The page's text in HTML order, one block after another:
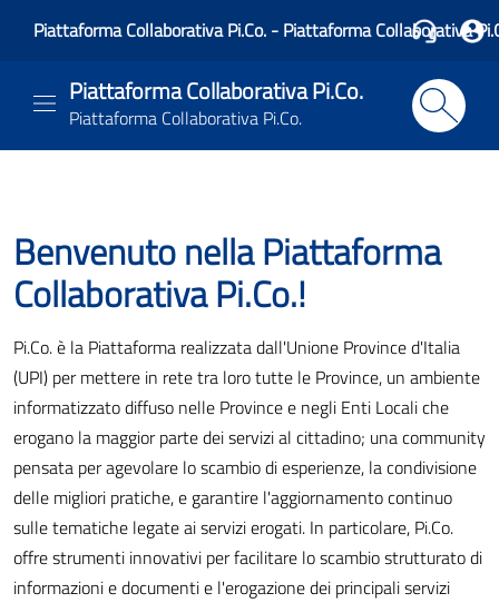
Piattaforma Collaborativa Pi.Co. - Piattaforma Collaborativa
Piattaforma Collaborativa Pi.Co.
Piattaforma Collaborativa Pi.Co.
Benvenuto nella Piattaforma
Collaborativa Pi.Co.!
Pi.Co. è la Piattaforma realizzata dall'Unione Province d'Italia
(UPI) per mettere in rete tra loro tutte le Province, un ambiente
informatizzato diffuso nelle Province e negli Enti Locali che
erogano la maggior parte dei servizi al cittadino; una community
pensata per agevolare lo scambio di esperienze, la condivisione
delle migliori pratiche, e garantire l'aggiornamento continuo
sulle tematiche legate ai servizi erogati. In particolare, Pi.Co.
offre strumenti innovativi per facilitare lo scambio strutturato di
informazioni e documenti e l'erogazione dei principali servizi